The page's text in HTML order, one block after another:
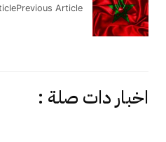
Previous Article
اخبار دات صلة :